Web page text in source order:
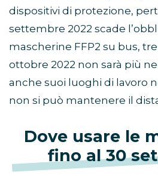
dispositivi di protezione,
settembre 2022 scade
mascherine FFP2 su bus,
ottobre 2022 non sarà più
anche suoi luoghi di lavoro
non si può mantenere il
Dove usare le
fino al 30